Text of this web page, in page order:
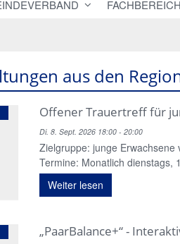
aus den
Offener Trauertreff für
Di. 8. Sept. 2026 18:00 - 20:00
Zielgruppe: junge
Termine: Monatlich dienstags,
Weiter lesen
„PaarBalance+“ -